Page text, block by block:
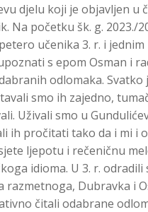
djelu koji je objavljen u
Na početku šk. g. 2023./
učenika 3. r. i jednim
s epom Osman i
odlomaka. Svatko
smo ih zajedno,
Uživali smo u
ih pročitati tako da i mi i
ljepotu i rečeničnu
idioma. U 3. r. odradili
razmetnoga, Dubravka i
čitali odabrane